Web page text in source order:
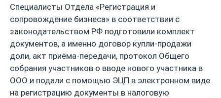
Специалисты Отдела «Регистрация и
сопровождение бизнеса» в соответствии с
законодательством РФ подготовили комплект
документов, а именно договор купли-продажи
доли, акт приёма-передачи, протокол Общего
собрания участников о вводе нового участника в
ООО и подали с помощью ЭЦП в электронном виде
на регистрацию документы в налоговую